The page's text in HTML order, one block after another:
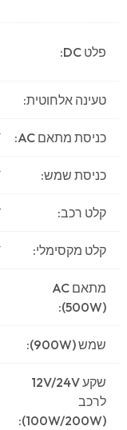
פלט DC:
טעינה אלחוטית:
כניסת מתאם AC:
כניסת שמש:
קלט רכב:
קלט מקסימלי:
מתאם AC
(500W):
שמש (900W):
שקע 12V/24V
לרכב
(100W/200W):